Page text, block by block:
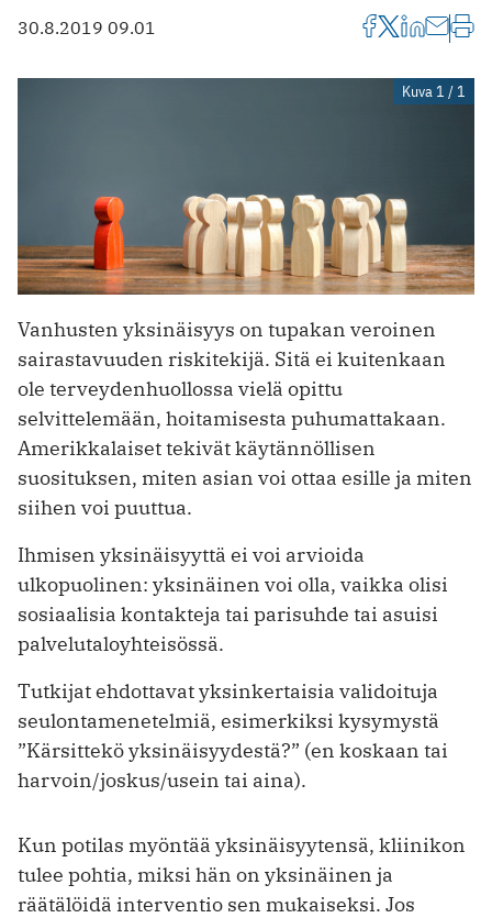
30.8.2019 09.01
Kuva 1 / 1
Vanhusten yksinäisyys on tupakan veroinen
sairastavuuden riski­tekijä. Sitä ei kuitenkaan
ole terveydenhuollossa vielä opittu
selvittelemään, hoitamisesta puhumattakaan.
Amerikkalaiset tekivät käytännöllisen
suosituksen, miten asian voi ottaa esille ja miten
siihen voi puuttua.
Ihmisen yksinäisyyttä ei voi arvioida
ulkopuolinen: yksinäinen voi olla, vaikka olisi
sosiaalisia kontakteja tai parisuhde tai asuisi
palvelutaloyhteisössä.
Tutkijat ehdottavat yksinkertaisia validoituja
seulontamenetelmiä, esimerkiksi kysymystä
”Kärsittekö yksinäisyydestä?” (en koskaan tai
harvoin/joskus/usein tai aina).
Kun potilas myöntää yksinäisyytensä, kliinikon
tulee pohtia, miksi hän on yksinäinen ja
räätälöidä interventio sen mukaiseksi. Jos